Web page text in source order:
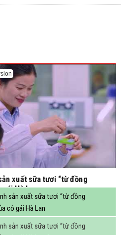
xuất sữa tươi “từ đồng
gái Hà Lan
sản xuất sữa tươi “từ đồng
cô gái Hà Lan
sản xuất sữa tươi “từ đồng